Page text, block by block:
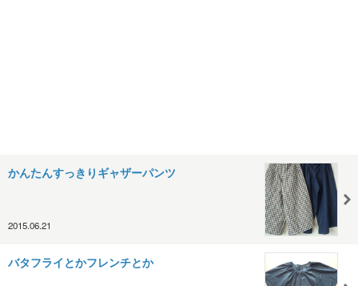
かんたんすっきりギャザーパンツ
2015.06.21
バタフライとかフレンチとか